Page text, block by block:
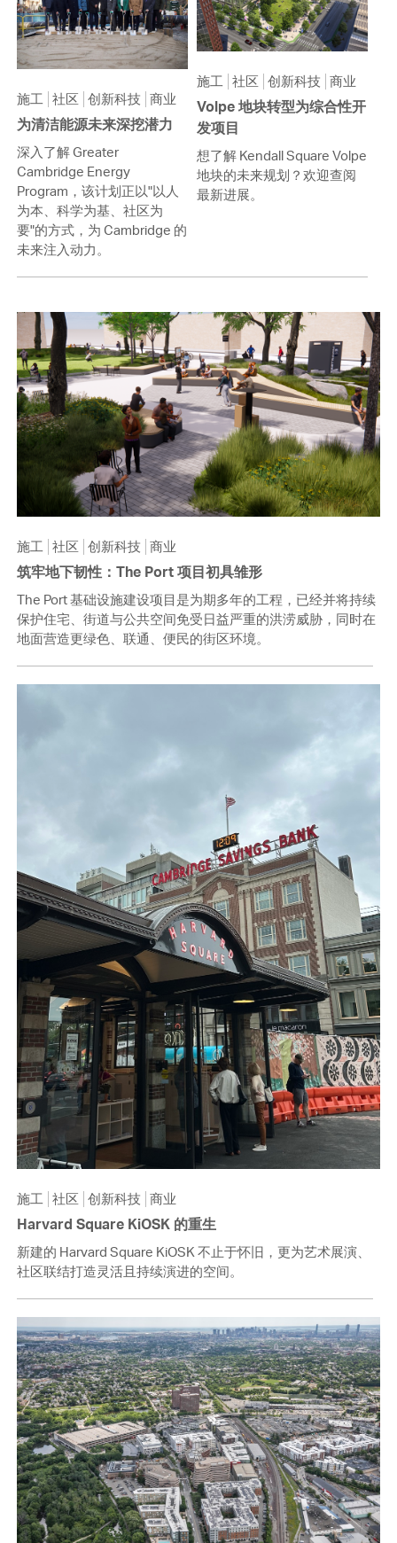
施工 社区 创新科技 商业
为清洁能源未来深挖潜力
深入了解 Greater
Cambridge Energy
Program，该计划正以"以人
为本、科学为基、社区为
要"的方式，为 Cambridge 的
未来注入动力。
施工 社区 创新科技 商业
Volpe 地块转型为综合性开
发项目
想了解 Kendall Square Volpe
地块的未来规划？欢迎查阅
最新进展。
施工 社区 创新科技 商业
筑牢地下韧性：The Port 项目初具雏形
The Port 基础设施建设项目是为期多年的工程，已经并将持续
保护住宅、街道与公共空间免受日益严重的洪涝威胁，同时在
地面营造更绿色、联通、便民的街区环境。
施工 社区 创新科技 商业
Harvard Square KiOSK 的重生
新建的 Harvard Square KiOSK 不止于怀旧，更为艺术展演、
社区联结打造灵活且持续演进的空间。